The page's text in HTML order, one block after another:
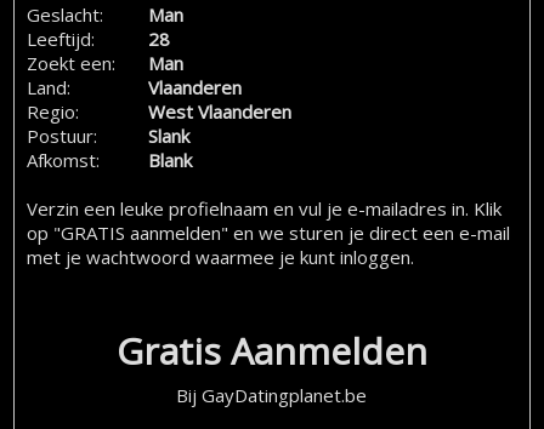
Geslacht:
Man
Leeftijd:
28
Zoekt een:
Man
Land:
Vlaanderen
Regio:
West Vlaanderen
Postuur:
Slank
Afkomst:
Blank
Verzin een leuke profielnaam en vul je e-mailadres in. Klik
op "GRATIS aanmelden" en we sturen je direct een e-mail
met je wachtwoord waarmee je kunt inloggen.
Gratis Aanmelden
Bij GayDatingplanet.be